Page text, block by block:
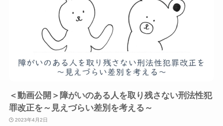
＜動画公開＞障がいのある人を取り残さない刑法性犯
罪改正を～見えづらい差別を考える～
2023年4月2日